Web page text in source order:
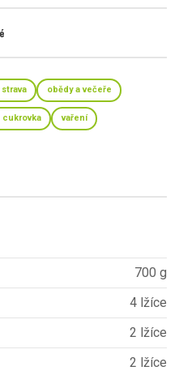
obědy a večeře
vaření
700 g
4 lžíce
2 lžíce
2 lžíce